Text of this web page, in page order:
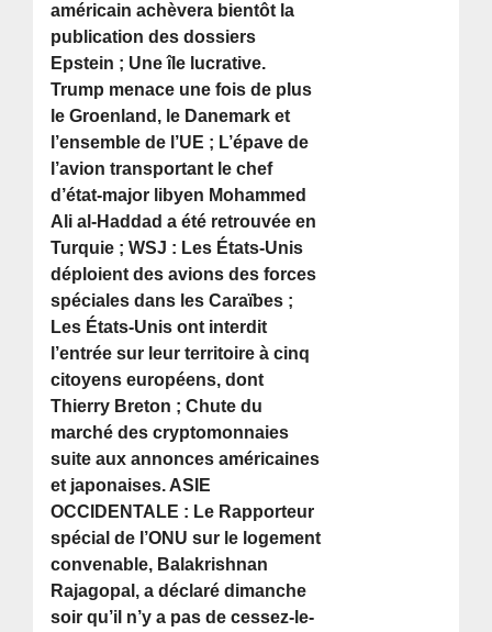
américain achèvera bientôt la
publication des dossiers
Epstein ; Une île lucrative.
Trump menace une fois de plus
le Groenland, le Danemark et
l’ensemble de l’UE ; L’épave de
l’avion transportant le chef
d’état-major libyen Mohammed
Ali al-Haddad a été retrouvée en
Turquie ; WSJ : Les États-Unis
déploient des avions des forces
spéciales dans les Caraïbes ;
Les États-Unis ont interdit
l’entrée sur leur territoire à cinq
citoyens européens, dont
Thierry Breton ; Chute du
marché des cryptomonnaies
suite aux annonces américaines
et japonaises. ASIE
OCCIDENTALE : Le Rapporteur
spécial de l’ONU sur le logement
convenable, Balakrishnan
Rajagopal, a déclaré dimanche
soir qu’il n’y a pas de cessez-le-